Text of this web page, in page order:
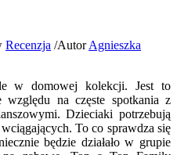
Recenzja /AutorAgnieszka
w domowej kolekcji. Jest to
względu na częste spotkania z
Dzieciaki potrzebują
To co sprawdza się
będzie działało w grupie